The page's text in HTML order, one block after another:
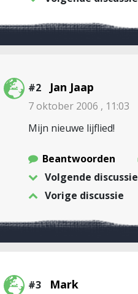
#2 Jan Jaap
7 oktober 2006 , 11:03
Mijn nieuwe lijflied!
Beantwoorden
Volgende discussie
Vorige discussie
#3 Mark